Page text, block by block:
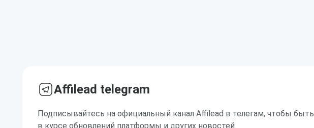
Affilead telegram
Подписывайтесь на официальный канал Affilead в телегам, чтобы быть
в курсе обновлений платформы и других новостей.